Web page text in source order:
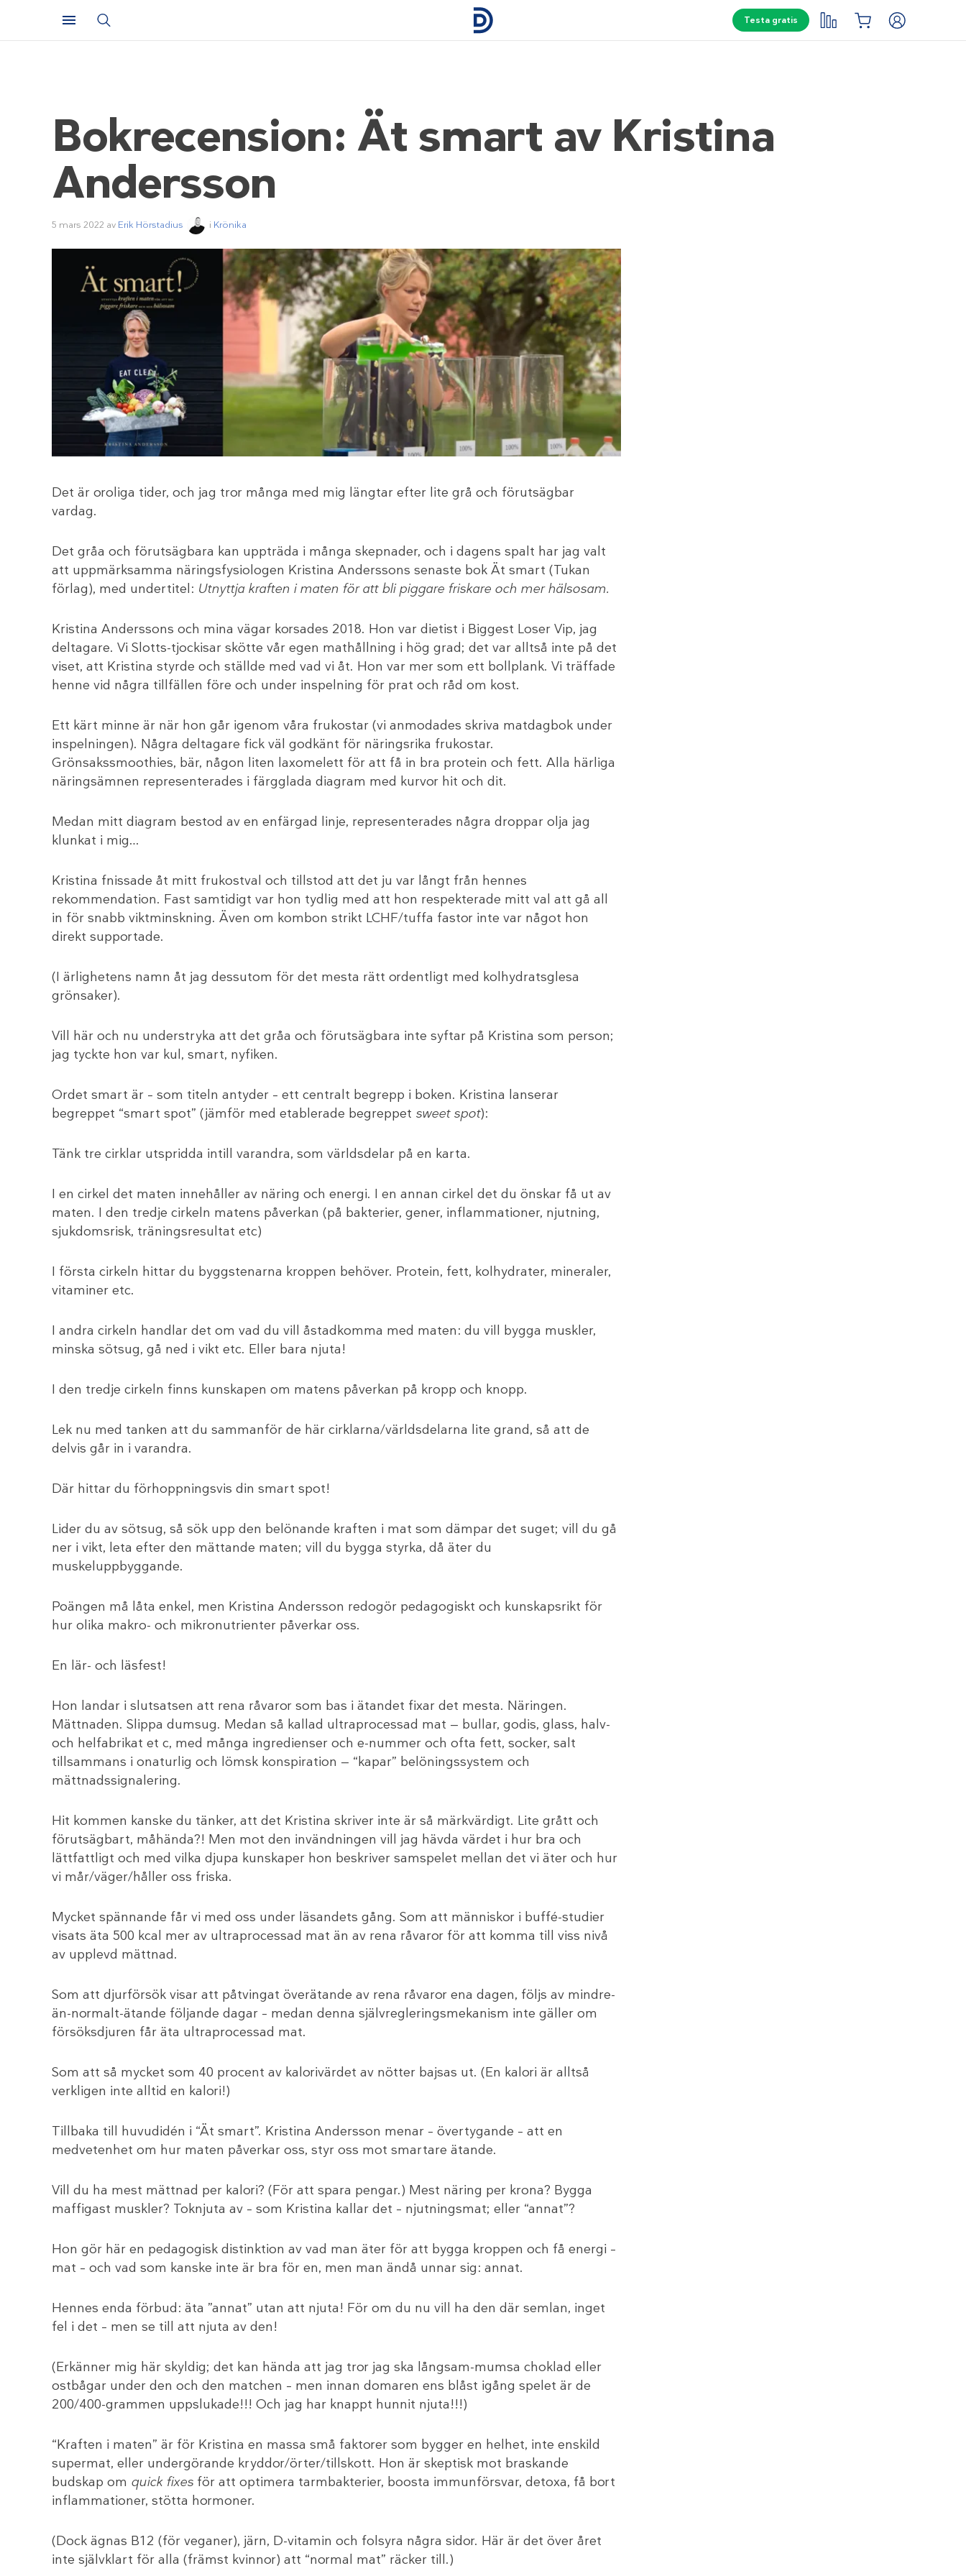
Testa gratis
Bokrecension: Ät smart av Kristina
Andersson
5 mars 2022 av Erik Hörstadius i Krönika
Det är oroliga tider, och jag tror många med mig längtar efter lite grå och förutsägbar
vardag.
Det gråa och förutsägbara kan uppträda i många skepnader, och i dagens spalt har jag valt
att uppmärksamma näringsfysiologen Kristina Anderssons senaste bok Ät smart (Tukan
förlag), med undertitel: Utnyttja kraften i maten för att bli piggare friskare och mer hälsosam.
Kristina Anderssons och mina vägar korsades 2018. Hon var dietist i Biggest Loser Vip, jag
deltagare. Vi Slotts-tjockisar skötte vår egen mathållning i hög grad; det var alltså inte på det
viset, att Kristina styrde och ställde med vad vi åt. Hon var mer som ett bollplank. Vi träffade
henne vid några tillfällen före och under inspelning för prat och råd om kost.
Ett kärt minne är när hon går igenom våra frukostar (vi anmodades skriva matdagbok under
inspelningen). Några deltagare fick väl godkänt för näringsrika frukostar.
Grönsakssmoothies, bär, någon liten laxomelett för att få in bra protein och fett. Alla härliga
näringsämnen representerades i färgglada diagram med kurvor hit och dit.
Medan mitt diagram bestod av en enfärgad linje, representerades några droppar olja jag
klunkat i mig…
Kristina fnissade åt mitt frukostval och tillstod att det ju var långt från hennes
rekommendation. Fast samtidigt var hon tydlig med att hon respekterade mitt val att gå all
in för snabb viktminskning. Även om kombon strikt LCHF/tuffa fastor inte var något hon
direkt supportade.
(I ärlighetens namn åt jag dessutom för det mesta rätt ordentligt med kolhydratsglesa
grönsaker).
Vill här och nu understryka att det gråa och förutsägbara inte syftar på Kristina som person;
jag tyckte hon var kul, smart, nyfiken.
Ordet smart är – som titeln antyder – ett centralt begrepp i boken. Kristina lanserar
begreppet “smart spot” (jämför med etablerade begreppet sweet spot):
Tänk tre cirklar utspridda intill varandra, som världsdelar på en karta.
I en cirkel det maten innehåller av näring och energi. I en annan cirkel det du önskar få ut av
maten. I den tredje cirkeln matens påverkan (på bakterier, gener, inflammationer, njutning,
sjukdomsrisk, träningsresultat etc)
I första cirkeln hittar du byggstenarna kroppen behöver. Protein, fett, kolhydrater, mineraler,
vitaminer etc.
I andra cirkeln handlar det om vad du vill åstadkomma med maten: du vill bygga muskler,
minska sötsug, gå ned i vikt etc. Eller bara njuta!
I den tredje cirkeln finns kunskapen om matens påverkan på kropp och knopp.
Lek nu med tanken att du sammanför de här cirklarna/världsdelarna lite grand, så att de
delvis går in i varandra.
Där hittar du förhoppningsvis din smart spot!
Lider du av sötsug, så sök upp den belönande kraften i mat som dämpar det suget; vill du gå
ner i vikt, leta efter den mättande maten; vill du bygga styrka, då äter du
muskeluppbyggande.
Poängen må låta enkel, men Kristina Andersson redogör pedagogiskt och kunskapsrikt för
hur olika makro- och mikronutrienter påverkar oss.
En lär- och läsfest!
Hon landar i slutsatsen att rena råvaror som bas i ätandet fixar det mesta. Näringen.
Mättnaden. Slippa dumsug. Medan så kallad ultraprocessad mat — bullar, godis, glass, halv-
och helfabrikat et c, med många ingredienser och e-nummer och ofta fett, socker, salt
tillsammans i onaturlig och lömsk konspiration — “kapar” belöningssystem och
mättnadssignalering.
Hit kommen kanske du tänker, att det Kristina skriver inte är så märkvärdigt. Lite grått och
förutsägbart, måhända?! Men mot den invändningen vill jag hävda värdet i hur bra och
lättfattligt och med vilka djupa kunskaper hon beskriver samspelet mellan det vi äter och hur
vi mår/väger/håller oss friska.
Mycket spännande får vi med oss under läsandets gång. Som att människor i buffé-studier
visats äta 500 kcal mer av ultraprocessad mat än av rena råvaror för att komma till viss nivå
av upplevd mättnad.
Som att djurförsök visar att påtvingat överätande av rena råvaror ena dagen, följs av mindre-
än-normalt-ätande följande dagar – medan denna självregleringsmekanism inte gäller om
försöksdjuren får äta ultraprocessad mat.
Som att så mycket som 40 procent av kalorivärdet av nötter bajsas ut. (En kalori är alltså
verkligen inte alltid en kalori!)
Tillbaka till huvudidén i “Ät smart”. Kristina Andersson menar – övertygande – att en
medvetenhet om hur maten påverkar oss, styr oss mot smartare ätande.
Vill du ha mest mättnad per kalori? (För att spara pengar.) Mest näring per krona? Bygga
maffigast muskler? Toknjuta av – som Kristina kallar det – njutningsmat; eller “annat”?
Hon gör här en pedagogisk distinktion av vad man äter för att bygga kroppen och få energi –
mat – och vad som kanske inte är bra för en, men man ändå unnar sig: annat.
Hennes enda förbud: äta ”annat” utan att njuta! För om du nu vill ha den där semlan, inget
fel i det – men se till att njuta av den!
(Erkänner mig här skyldig; det kan hända att jag tror jag ska långsam-mumsa choklad eller
ostbågar under den och den matchen – men innan domaren ens blåst igång spelet är de
200/400-grammen uppslukade!!! Och jag har knappt hunnit njuta!!!)
“Kraften i maten” är för Kristina en massa små faktorer som bygger en helhet, inte enskild
supermat, eller undergörande kryddor/örter/tillskott. Hon är skeptisk mot braskande
budskap om quick fixes för att optimera tarmbakterier, boosta immunförsvar, detoxa, få bort
inflammationer, stötta hormoner.
(Dock ägnas B12 (för veganer), järn, D-vitamin och folsyra några sidor. Här är det över året
inte självklart för alla (främst kvinnor) att “normal mat” räcker till.)